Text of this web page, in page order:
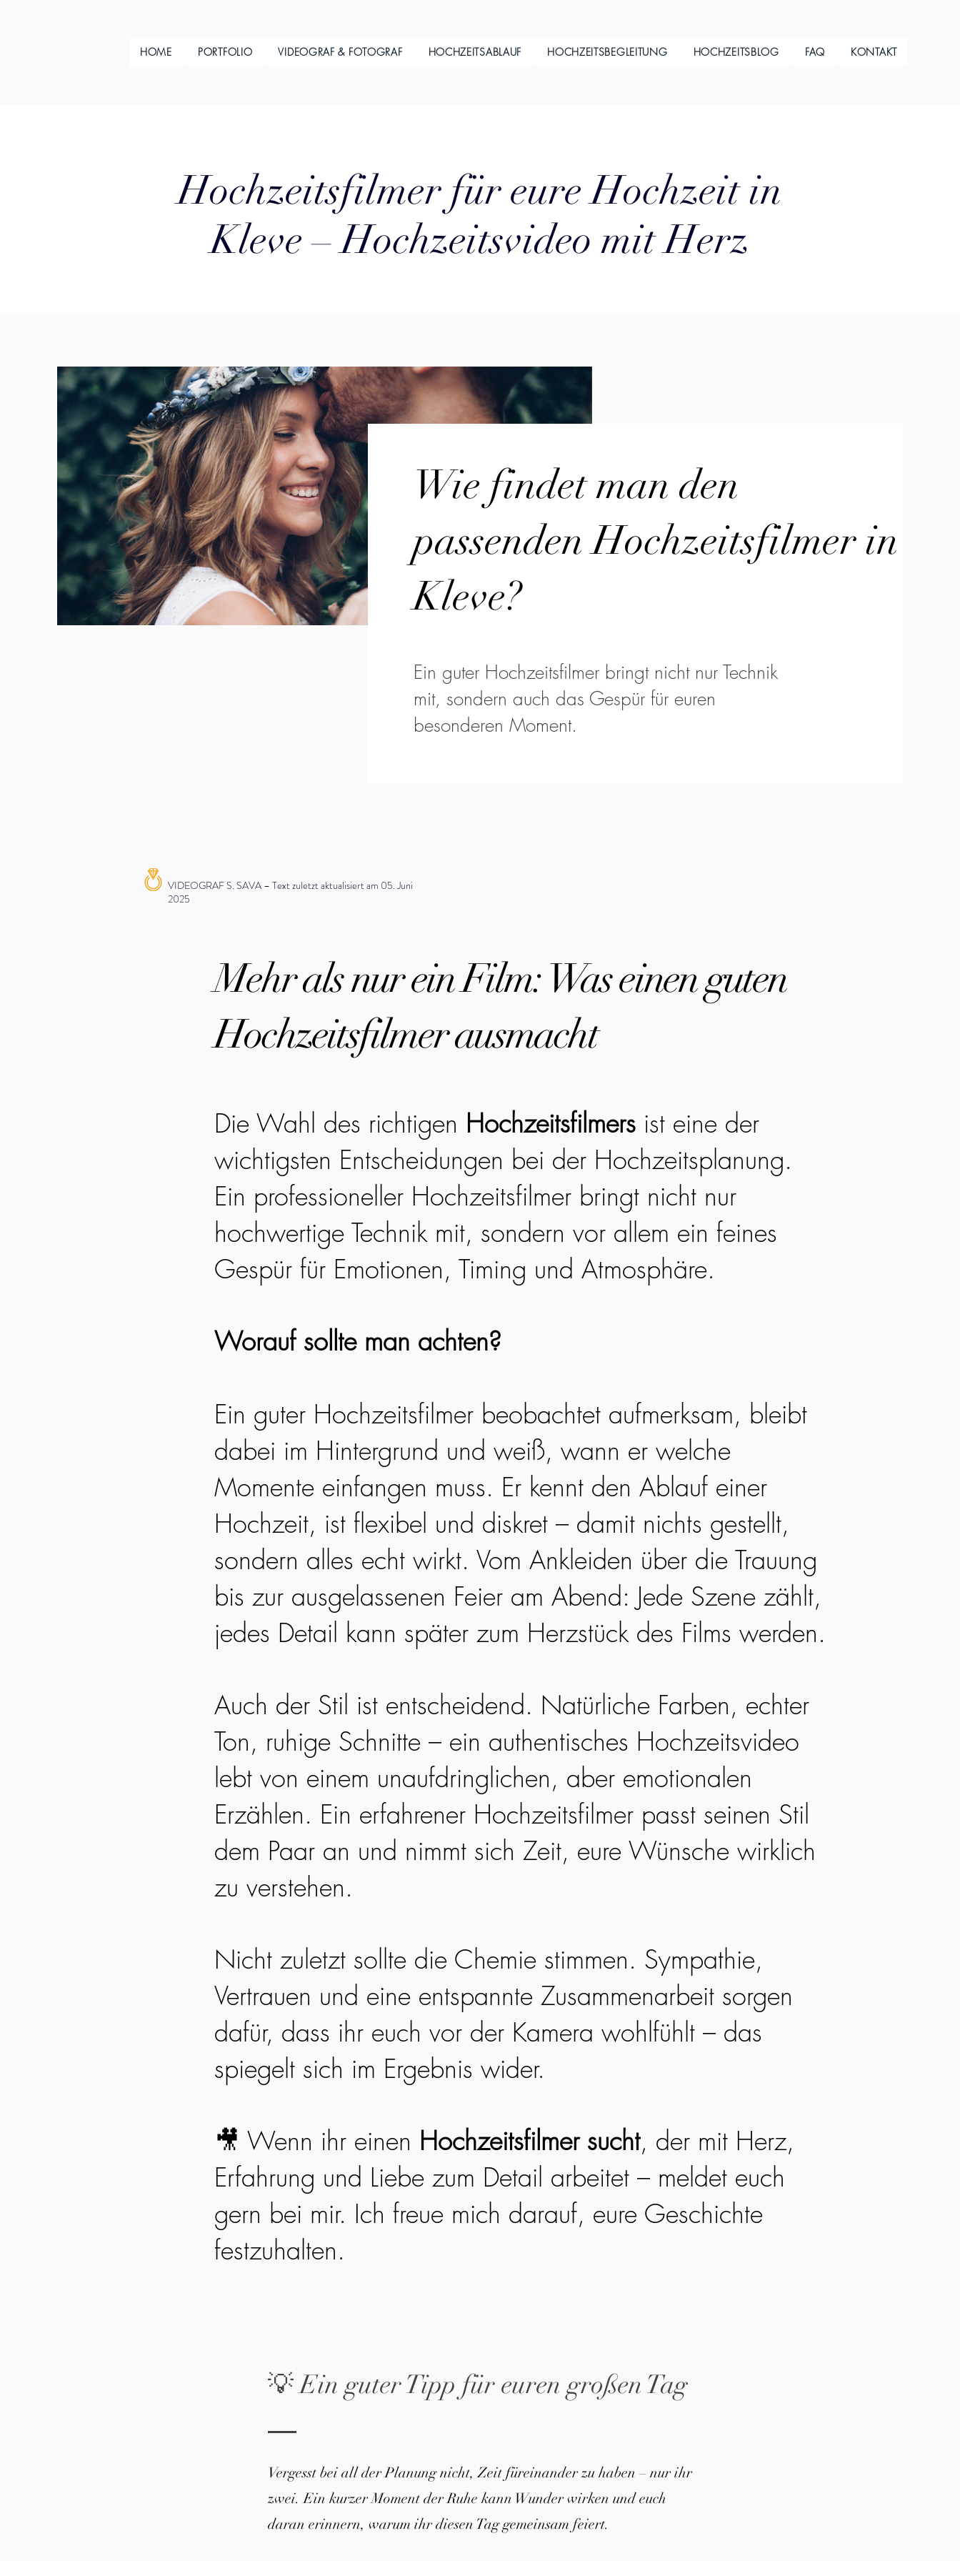
HOME PORTFOLIO VIDEOGRAF & FOTOGRAF HOCHZEITSABLAUF HOCHZEITSBEGLEITUNG HOCHZEITSBLOG FAQ KONTAKT
Hochzeitsfilmer für eure Hochzeit in
Kleve – Hochzeitsvideo mit Herz
Wie findet man den
passenden Hochzeitsfilmer in
Kleve?
Ein guter Hochzeitsfilmer bringt nicht nur Technik
mit, sondern auch das Gespür für euren
besonderen Moment.
VIDEOGRAF S. SAVA – Text zuletzt aktualisiert am 05. Juni
2025
Mehr als nur ein Film: Was einen guten
Hochzeitsfilmer ausmacht
Die Wahl des richtigen Hochzeitsfilmers ist eine der
wichtigsten Entscheidungen bei der Hochzeitsplanung.
Ein professioneller Hochzeitsfilmer bringt nicht nur
hochwertige Technik mit, sondern vor allem ein feines
Gespür für Emotionen, Timing und Atmosphäre.
Worauf sollte man achten?
Ein guter Hochzeitsfilmer beobachtet aufmerksam, bleibt
dabei im Hintergrund und weiß, wann er welche
Momente einfangen muss. Er kennt den Ablauf einer
Hochzeit, ist flexibel und diskret – damit nichts gestellt,
sondern alles echt wirkt. Vom Ankleiden über die Trauung
bis zur ausgelassenen Feier am Abend: Jede Szene zählt,
jedes Detail kann später zum Herzstück des Films werden.
Auch der Stil ist entscheidend. Natürliche Farben, echter
Ton, ruhige Schnitte – ein authentisches Hochzeitsvideo
lebt von einem unaufdringlichen, aber emotionalen
Erzählen. Ein erfahrener Hochzeitsfilmer passt seinen Stil
dem Paar an und nimmt sich Zeit, eure Wünsche wirklich
zu verstehen.
Nicht zuletzt sollte die Chemie stimmen. Sympathie,
Vertrauen und eine entspannte Zusammenarbeit sorgen
dafür, dass ihr euch vor der Kamera wohlfühlt – das
spiegelt sich im Ergebnis wider.
🎥 Wenn ihr einen Hochzeitsfilmer sucht, der mit Herz,
Erfahrung und Liebe zum Detail arbeitet – meldet euch
gern bei mir. Ich freue mich darauf, eure Geschichte
festzuhalten.
💡 Ein guter Tipp für euren großen Tag
Vergesst bei all der Planung nicht, Zeit füreinander zu haben – nur ihr
zwei. Ein kurzer Moment der Ruhe kann Wunder wirken und euch
daran erinnern, warum ihr diesen Tag gemeinsam feiert.